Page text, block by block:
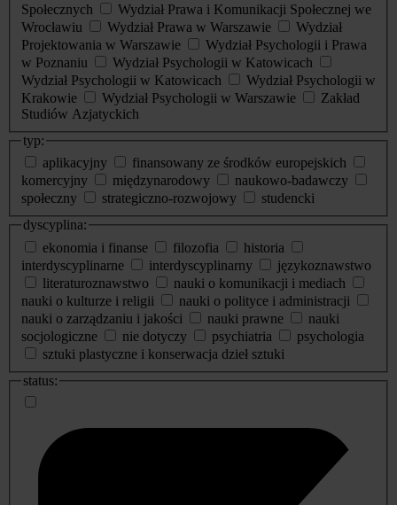
Społecznych
Wydział Prawa i Komunikacji Społecznej we
Wrocławiu
Wydział Prawa w Warszawie
Wydział
Projektowania w Warszawie
Wydział Psychologii i Prawa
w Poznaniu
Wydział Psychologii w Katowicach
Wydział Psychologii w Katowicach
Wydział Psychologii w
Krakowie
Wydział Psychologii w Warszawie
Zakład
Studiów Azjatyckich
typ:
aplikacyjny
finansowany ze środków europejskich
komercyjny
międzynarodowy
naukowo-badawczy
społeczny
strategiczno-rozwojowy
studencki
dyscyplina:
ekonomia i finanse
filozofia
historia
interdyscyplinarne
interdyscyplinarny
językoznawstwo
literaturoznawstwo
nauki o komunikacji i mediach
nauki o kulturze i religii
nauki o polityce i administracji
nauki o zarządzaniu i jakości
nauki prawne
nauki
socjologiczne
nie dotyczy psychiatria
psychologia
sztuki plastyczne i konserwacja dzieł sztuki
status: